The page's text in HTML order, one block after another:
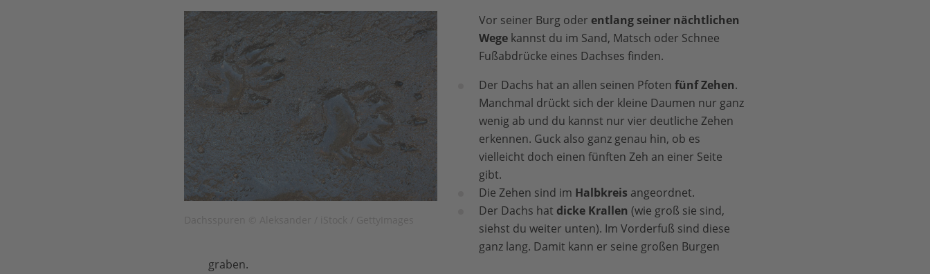
Vor seiner Burg oder entlang seiner nächtlichen
Wege kannst du im Sand, Matsch oder Schnee
Fußabdrücke eines Dachses finden.
Der Dachs hat an allen seinen Pfoten fünf Zehen.
Manchmal drückt sich der kleine Daumen nur ganz
wenig ab und du kannst nur vier deutliche Zehen
erkennen. Guck also ganz genau hin, ob es
vielleicht doch einen fünften Zeh an einer Seite
gibt.
Die Zehen sind im Halbkreis angeordnet.
Der Dachs hat dicke Krallen (wie groß sie sind,
siehst du weiter unten). Im Vorderfuß sind diese
ganz lang. Damit kann er seine großen Burgen
graben.